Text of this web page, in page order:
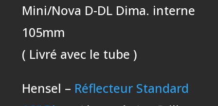
Mini/Nova D-DL Dima. interne
105mm
( Livré avec le tube )
Hensel – Réflecteur Standard